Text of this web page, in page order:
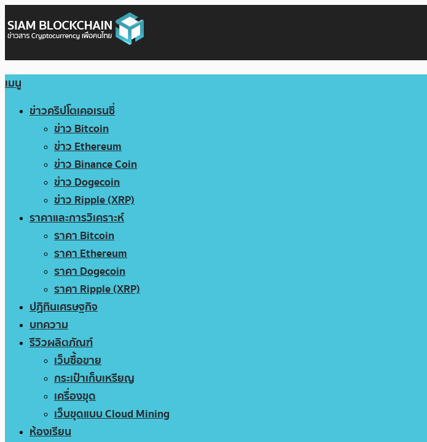
เมนู
ข่าวคริปโตเคอเรนซี่
ข่าว Bitcoin
ข่าว Ethereum
ข่าว Binance Coin
ข่าว Dogecoin
ข่าว Ripple (XRP)
ราคาและการวิเคราะห์
ราคา Bitcoin
ราคา Ethereum
ราคา Dogecoin
ราคา Ripple (XRP)
ปฏิทินเศรษฐกิจ
บทความ
รีวิวผลิตภัณฑ์
เว็บซื้อขาย
กระเป๋าเก็บเหรียญ
เครื่องขุด
เว็บขุดแบบ Cloud Mining
ห้องเรียน